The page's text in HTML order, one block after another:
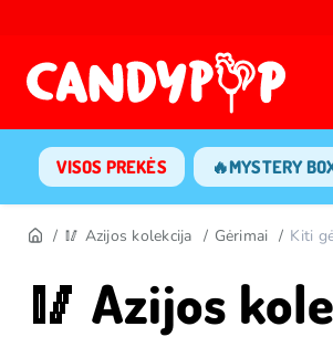
VISOS PREKĖS 🔥MYSTERY
🥢 Azijos kolekcija Gėrimai Kiti
🥢 Azijos